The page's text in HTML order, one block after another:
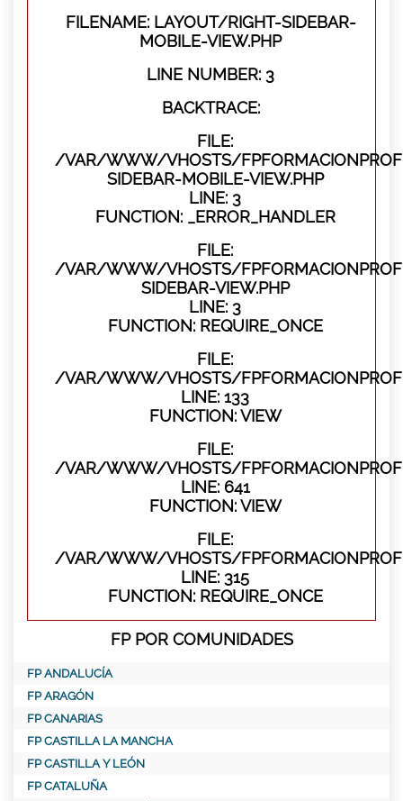
FILENAME: LAYOUT/RIGHT-SIDEBAR-
MOBILE-VIEW.PHP
LINE NUMBER: 3
BACKTRACE:
FILE:
/VAR/WWW/VHOSTS/
SIDEBAR-MOBILE-VIEW.PHP
LINE: 3
FUNCTION: _ERROR_HANDLER
FILE:
/VAR/WWW/VHOSTS/
SIDEBAR-VIEW.PHP
LINE: 3
FUNCTION: REQUIRE_ONCE
FILE:
/VAR/WWW/VHOSTS/
LINE: 133
FUNCTION: VIEW
FILE:
/VAR/WWW/VHOSTS/
LINE: 641
FUNCTION: VIEW
FILE:
/VAR/WWW/VHOSTS/
LINE: 315
FUNCTION: REQUIRE_ONCE
FP POR COMUNIDADES
FP ANDALUCÍA
FP ARAGÓN
FP CANARIAS
FP CASTILLA LA MANCHA
FP CASTILLA Y LEÓN
FP CATALUÑA